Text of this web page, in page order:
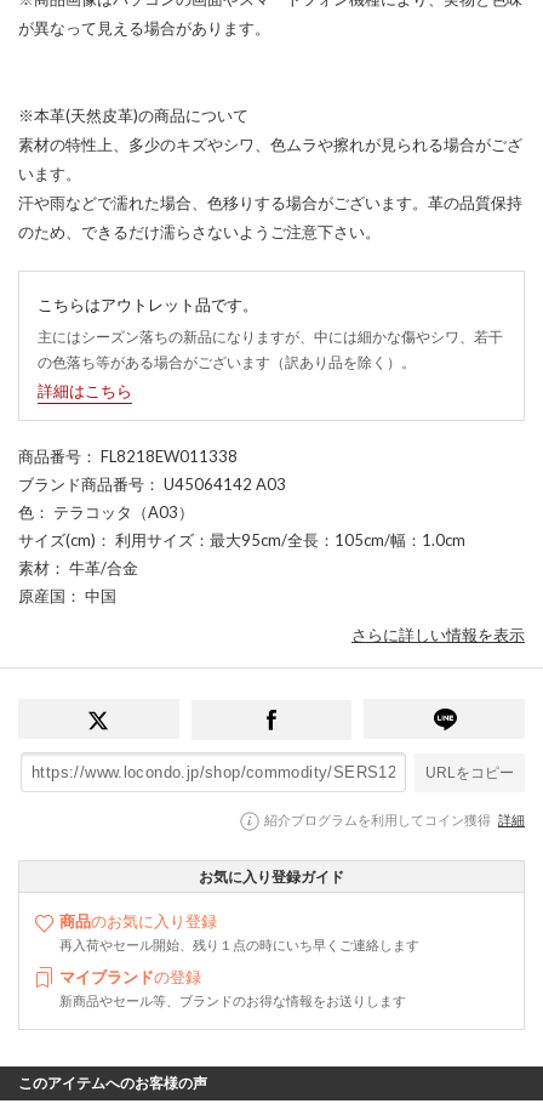
が異なって見える場合があります。
※本革(天然皮革)の商品について
素材の特性上、多少のキズやシワ、色ムラや擦れが見られる場合がござ
います。
汗や雨などで濡れた場合、色移りする場合がございます。革の品質保持
のため、できるだけ濡らさないようご注意下さい。
こちらはアウトレット品です。
主にはシーズン落ちの新品になりますが、中には細かな傷やシワ、若干
の色落ち等がある場合がございます（訳あり品を除く）。
詳細はこちら
商品番号 ： FL8218EW011338
ブランド商品番号 ： U45064142 A03
色 ： テラコッタ（A03）
サイズ(cm) ： 利用サイズ：最大95cm/全長：105cm/幅：1.0cm
素材 ： 牛革/合金
原産国 ： 中国
さらに詳しい情報を表示
URLをコピー
紹介プログラムを利用してコイン獲得 詳細
お気に入り登録ガイド
商品のお気に入り登録
再入荷やセール開始、残り１点の時にいち早くご連絡します
マイブランドの登録
新商品やセール等、ブランドのお得な情報をお送りします
このアイテムへのお客様の声